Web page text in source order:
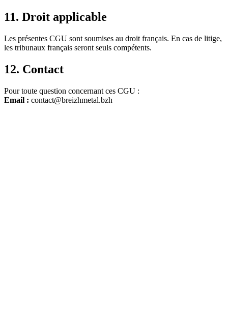
11. Droit applicable
Les présentes CGU sont soumises au droit français. En cas de litige,
les tribunaux français seront seuls compétents.
12. Contact
Pour toute question concernant ces CGU :
Email : contact@breizhmetal.bzh